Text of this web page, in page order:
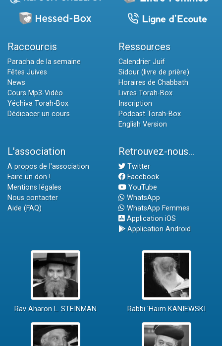
Raccourcis
Paracha de la semaine
Fêtes Juives
News
Cours Mp3-Vidéo
Yéchiva Torah-Box
Dédicacer un cours
Ressources
Calendrier Juif
Sidour (livre de prière)
Horaires de Chabbath
Livres Torah-Box
Inscription
Podcast Torah-Box
English Version
L'association
A propos de l'association
Faire un don !
Mentions légales
Nous contacter
Aide (FAQ)
Retrouvez-nous...
Twitter
Facebook
YouTube
WhatsApp
WhatsApp Femmes
Application iOS
Application Android
Rav Aharon L. STEINMAN Rabbi 'Haïm KANIEWSKI